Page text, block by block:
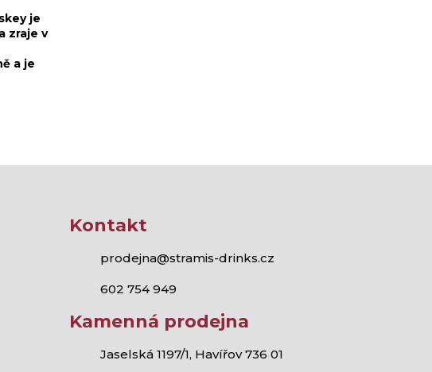
je
zraje v
a je
Kontakt
prodejna@stramis-drinks.cz
602 754 949
Kamenná prodejna
Jaselská 1197/1, Havířov 736 01